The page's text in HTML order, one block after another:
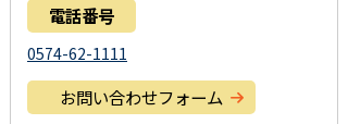
電話番号
0574-62-1111
お問い合わせフォーム